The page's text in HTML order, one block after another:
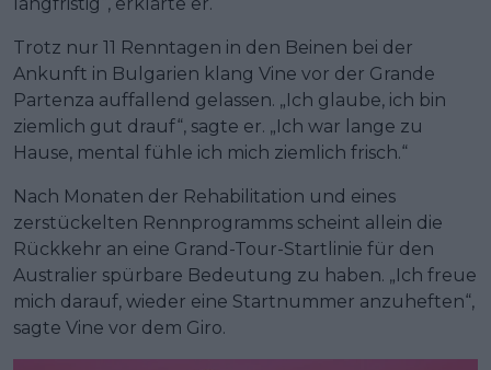
Trotz nur 11 Renntagen in den Beinen bei der
Ankunft in Bulgarien klang Vine vor der Grande
Partenza auffallend gelassen. „Ich glaube, ich bin
ziemlich gut drauf“, sagte er. „Ich war lange zu
Hause, mental fühle ich mich ziemlich frisch.“
Nach Monaten der Rehabilitation und eines
zerstückelten Rennprogramms scheint allein die
Rückkehr an eine Grand-Tour-Startlinie für den
Australier spürbare Bedeutung zu haben. „Ich freue
mich darauf, wieder eine Startnummer anzuheften“,
sagte Vine vor dem Giro.